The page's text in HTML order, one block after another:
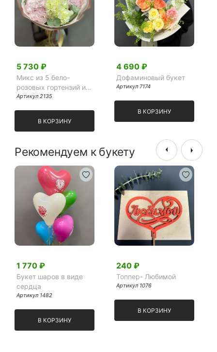
5 730 ₽
Микс из 5 бело-
розовых гортензий и
эвкалипта
Артикул 2135
В КОРЗИНУ
4 690 ₽
Дофаминовый букет
Артикул 7174
В КОРЗИНУ
Рекомендуем к букету
1 770 ₽
Букет шаров в виде
сердца
Артикул 1482
В КОРЗИНУ
240 ₽
Топпер- Любимой
Артикул 1076
В КОРЗИНУ